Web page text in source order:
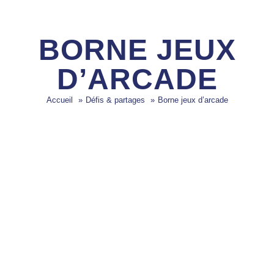
BORNE JEUX
D’ARCADE
Accueil Défis & partages Borne jeux d’arcade